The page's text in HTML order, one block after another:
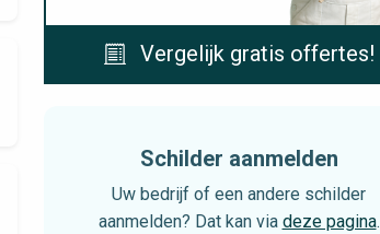
Vergelijk gratis offertes!
Schilder aanmelden
Uw bedrijf of een andere schilder
aanmelden? Dat kan via deze pagina.